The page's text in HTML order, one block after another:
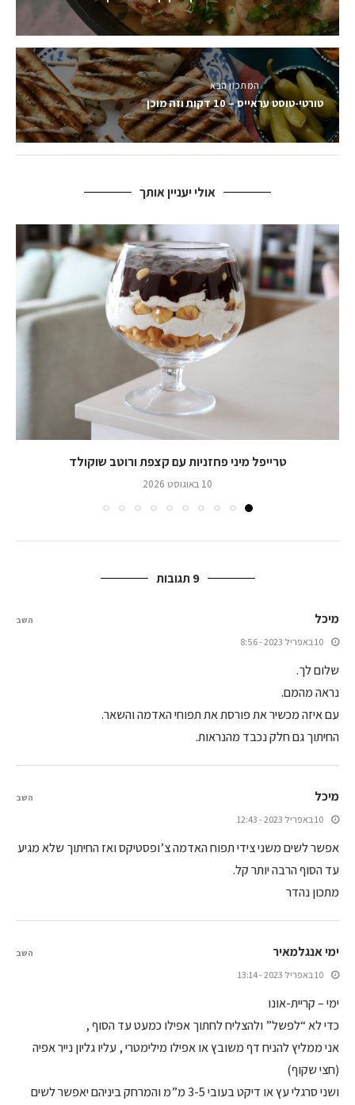
המתכון הבא
טורטי-טוסט עראייס – 10 דקות וזה מוכן
אולי יעניין אותך
טרייפל מיני פחזניות עם קצפת ורוטב שוקולד
10 באוגוסט 2026
9 תגובות
מיכל
10 באפריל 2023 - 8:56
שלום לך.
נראה מהמם.
עם איזה מכשיר את פורסת את תפוחי האדמה והשאר.
החיתוך גם חלק נכבד מהנראות.
השב
מיכל
10 באפריל 2023 - 12:43
אפשר לשים משני צידי תפוח האדמה צ’ופסטיקס ואז החיתוך שלא מגיע
עד הסוף הרבה יותר קל.
מתכון נהדר
השב
ימי אנגלמאיר
10 באפריל 2023 - 13:14
ימי – קריית-אונו
כדי לא “לפשל” ולהצליח לחתוך אפילו כמעט עד הסוף ,
אני ממליץ להניח דף משובץ או אפילו מילימטרי , עליו גליון נייר אפיה
(חצי שקוף)
ושני סרגלי עץ או דיקט בעובי 3-5 מ”מ והמרחק ביניהם יאפשר לשים
השב